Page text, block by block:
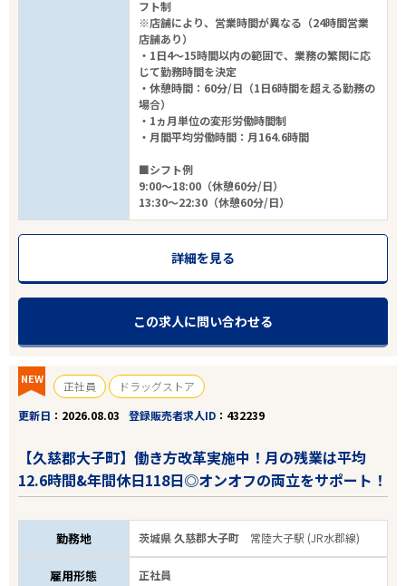
フト制
※店舗により、営業時間が異なる（24時間営業
店舗あり）
・1日4～15時間以内の範囲で、業務の繁閑に応
じて勤務時間を決定
・休憩時間：60分/日（1日6時間を超える勤務の
場合）
・1ヵ月単位の変形労働時間制
・月間平均労働時間：月164.6時間
■シフト例
9:00～18:00（休憩60分/日）
13:30～22:30（休憩60分/日）
詳細を見る
この求人に問い合わせる
NEW 正社員
ドラッグストア
更新日
2026.08.03 登録販売者求人ID 432239
【久慈郡大子町】働き方改革実施中！月の残業は平均
12.6時間&年間休日118日◎オンオフの両立をサポート！
勤務地 茨城県 久慈郡大子町 常陸大子駅 (JR水郡線)
雇用形態 正社員